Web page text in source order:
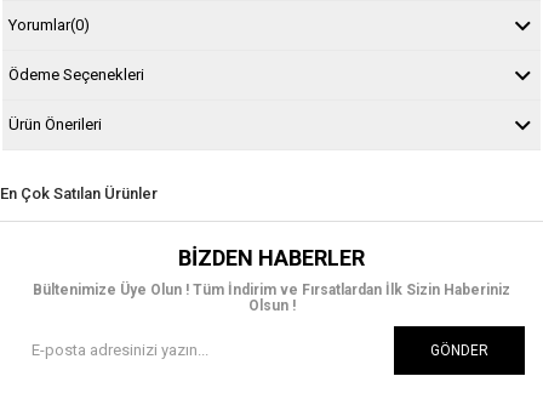
Yorumlar(0)
Ödeme Seçenekleri
Ürün Önerileri
En Çok Satılan Ürünler
BIZDEN HABERLER
Bültenimize Üye Olun ! Tüm İndirim ve Fırsatlardan İlk Sizin Haberiniz
Olsun !
GÖNDER